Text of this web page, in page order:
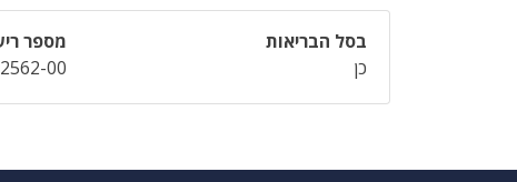
בסל הבריאות
כן
מספר
00